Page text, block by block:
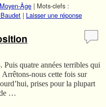
Moyen-Âge | Mots-clefs :
| Laisser une réponse
quatre années terribles qui
nous cette fois sur
prises pour la plupart
de …